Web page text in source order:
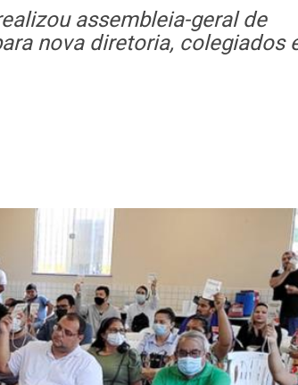
assembleia-geral de
nova diretoria, colegiados